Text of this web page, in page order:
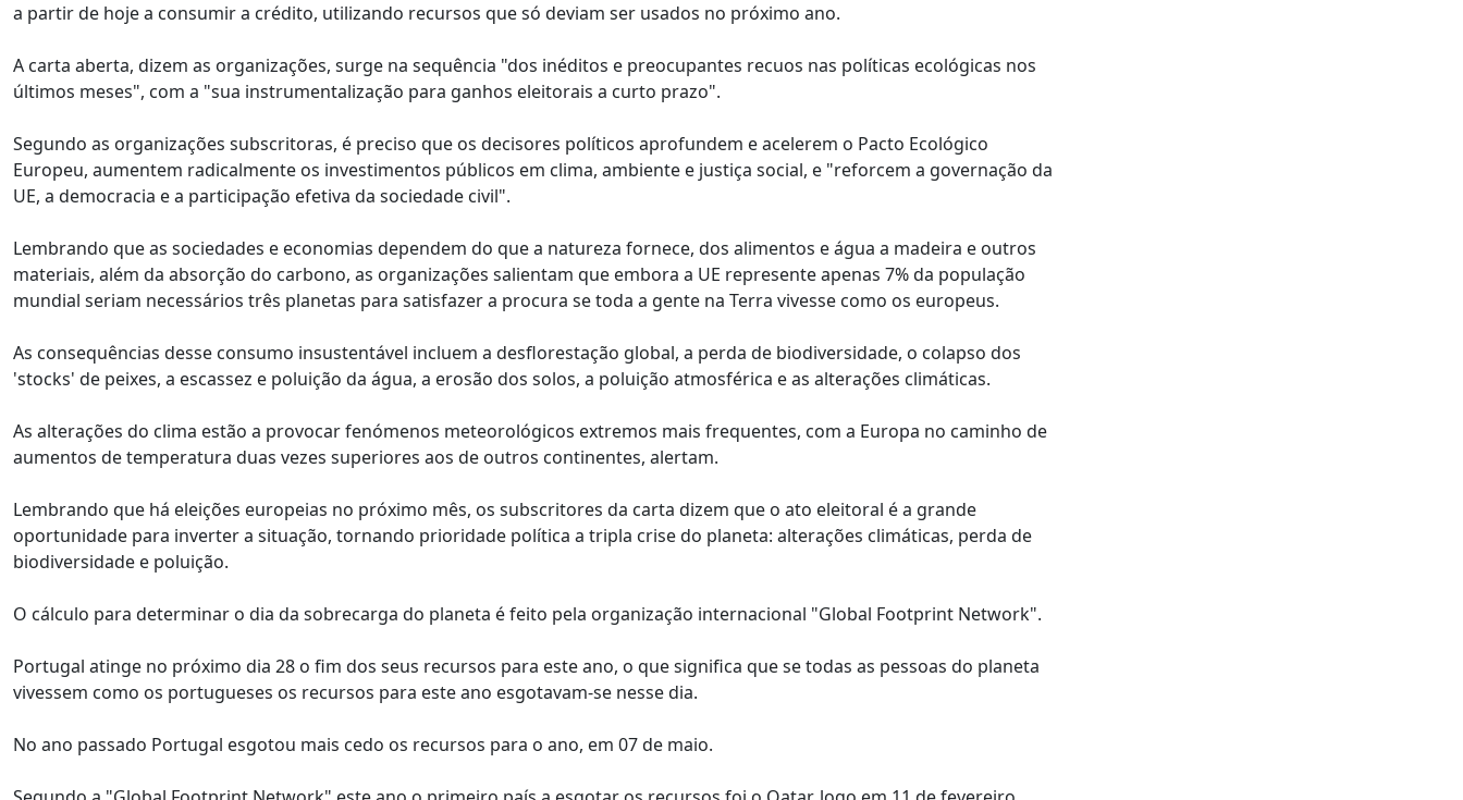
a partir de hoje a consumir a crédito, utilizando recursos que só deviam ser usados no próximo ano.
A carta aberta, dizem as organizações, surge na sequência "dos inéditos e preocupantes recuos nas políticas ecológicas nos
últimos meses", com a "sua instrumentalização para ganhos eleitorais a curto prazo".
Segundo as organizações subscritoras, é preciso que os decisores políticos aprofundem e acelerem o Pacto Ecológico
Europeu, aumentem radicalmente os investimentos públicos em clima, ambiente e justiça social, e "reforcem a governação da
UE, a democracia e a participação efetiva da sociedade civil".
Lembrando que as sociedades e economias dependem do que a natureza fornece, dos alimentos e água a madeira e outros
materiais, além da absorção do carbono, as organizações salientam que embora a UE represente apenas 7% da população
mundial seriam necessários três planetas para satisfazer a procura se toda a gente na Terra vivesse como os europeus.
As consequências desse consumo insustentável incluem a desflorestação global, a perda de biodiversidade, o colapso dos
'stocks' de peixes, a escassez e poluição da água, a erosão dos solos, a poluição atmosférica e as alterações climáticas.
As alterações do clima estão a provocar fenómenos meteorológicos extremos mais frequentes, com a Europa no caminho de
aumentos de temperatura duas vezes superiores aos de outros continentes, alertam.
Lembrando que há eleições europeias no próximo mês, os subscritores da carta dizem que o ato eleitoral é a grande
oportunidade para inverter a situação, tornando prioridade política a tripla crise do planeta: alterações climáticas, perda de
biodiversidade e poluição.
O cálculo para determinar o dia da sobrecarga do planeta é feito pela organização internacional "Global Footprint Network".
Portugal atinge no próximo dia 28 o fim dos seus recursos para este ano, o que significa que se todas as pessoas do planeta
vivessem como os portugueses os recursos para este ano esgotavam-se nesse dia.
No ano passado Portugal esgotou mais cedo os recursos para o ano, em 07 de maio.